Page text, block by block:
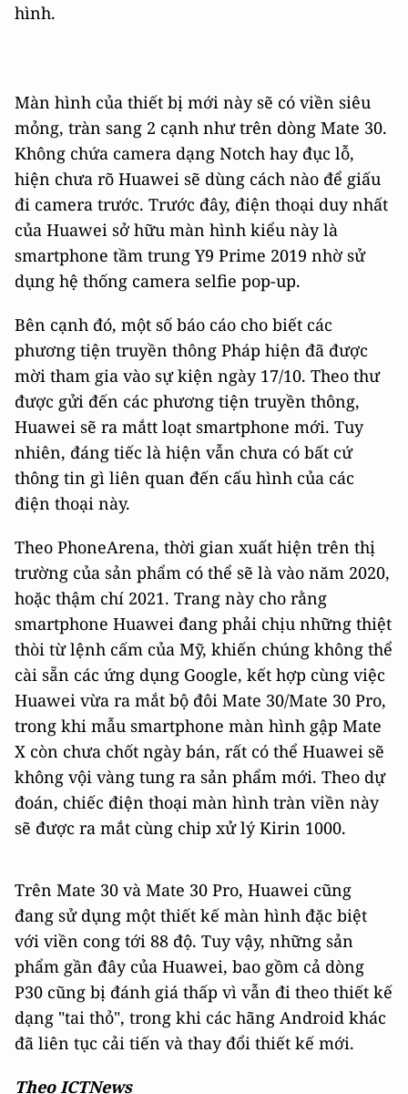
hình.
Màn hình của thiết bị mới này sẽ có viền siêu
mỏng, tràn sang 2 cạnh như trên dòng Mate 30.
Không chứa camera dạng Notch hay đục lỗ,
hiện chưa rõ Huawei sẽ dùng cách nào để giấu
đi camera trước. Trước đây, điện thoại duy nhất
của Huawei sở hữu màn hình kiểu này là
smartphone tầm trung Y9 Prime 2019 nhờ sử
dụng hệ thống camera selfie pop-up.
Bên cạnh đó, một số báo cáo cho biết các
phương tiện truyền thông Pháp hiện đã được
mời tham gia vào sự kiện ngày 17/10. Theo thư
được gửi đến các phương tiện truyền thông,
Huawei sẽ ra mắtt loạt smartphone mới. Tuy
nhiên, đáng tiếc là hiện vẫn chưa có bất cứ
thông tin gì liên quan đến cấu hình của các
điện thoại này.
Theo PhoneArena, thời gian xuất hiện trên thị
trường của sản phẩm có thể sẽ là vào năm 2020,
hoặc thậm chí 2021. Trang này cho rằng
smartphone Huawei đang phải chịu những thiệt
thòi từ lệnh cấm của Mỹ, khiến chúng không thể
cài sẵn các ứng dụng Google, kết hợp cùng việc
Huawei vừa ra mắt bộ đôi Mate 30/Mate 30 Pro,
trong khi mẫu smartphone màn hình gập Mate
X còn chưa chốt ngày bán, rất có thể Huawei sẽ
không vội vàng tung ra sản phẩm mới. Theo dự
đoán, chiếc điện thoại màn hình tràn viền này
sẽ được ra mắt cùng chip xử lý Kirin 1000.
Trên Mate 30 và Mate 30 Pro, Huawei cũng
đang sử dụng một thiết kế màn hình đặc biệt
với viền cong tới 88 độ. Tuy vậy, những sản
phẩm gần đây của Huawei, bao gồm cả dòng
P30 cũng bị đánh giá thấp vì vẫn đi theo thiết kế
dạng "tai thỏ", trong khi các hãng Android khác
đã liên tục cải tiến và thay đổi thiết kế mới.
Theo ICTNews